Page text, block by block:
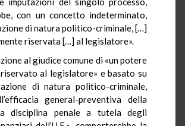
con un concetto indeterminato,
di natura politico-criminale, […]
riservata […] al legislatore».
al giudice comune di «un potere
al legislatore» e basato su
di natura politico-criminale,
general-preventiva della
disciplina penale a tutela degli